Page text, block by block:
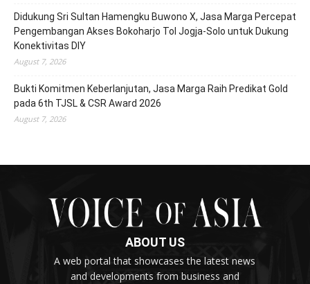
Didukung Sri Sultan Hamengku Buwono X, Jasa Marga Percepat
Pengembangan Akses Bokoharjo Tol Jogja-Solo untuk Dukung
Konektivitas DIY
August 7, 2026
Bukti Komitmen Keberlanjutan, Jasa Marga Raih Predikat Gold
pada 6th TJSL & CSR Award 2026
August 7, 2026
ABOUT US
A web portal that showcases the latest news
and developments from business and